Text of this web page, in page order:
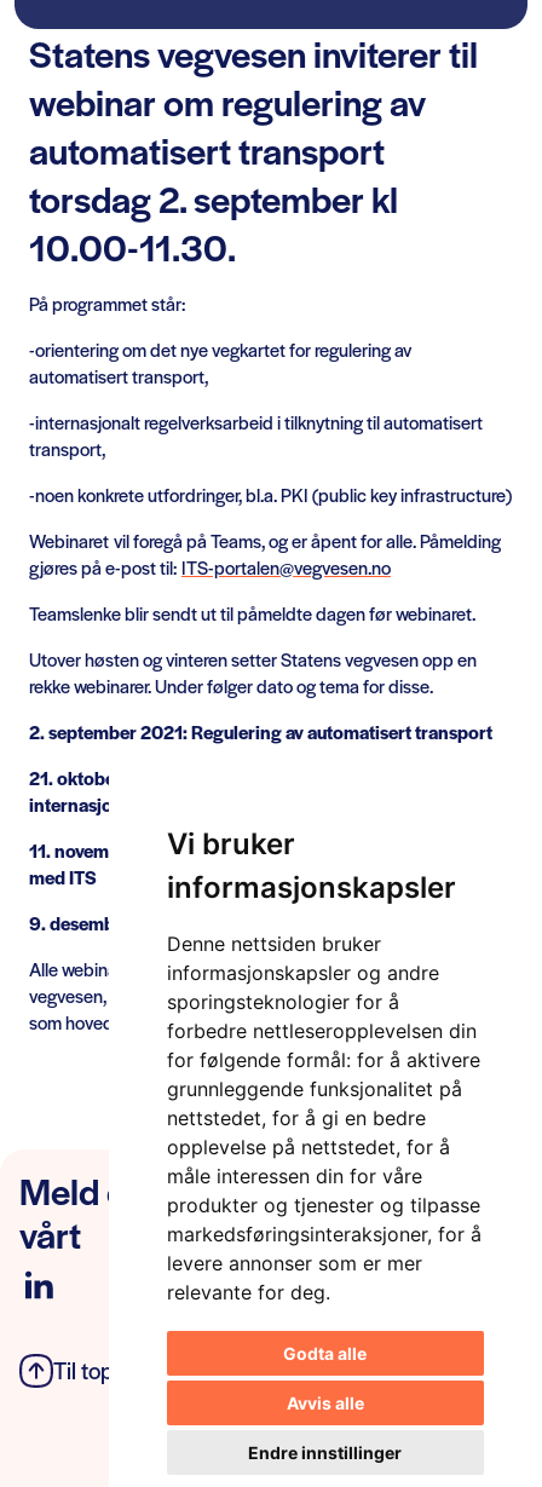
Vi bruker
informasjonskapsler
Denne nettsiden bruker
informasjonskapsler og andre
sporingsteknologier for å
forbedre nettleseropplevelsen din
for følgende formål: for å aktivere
grunnleggende funksjonalitet på
nettstedet, for å gi en bedre
opplevelse på nettstedet, for å
måle interessen din for våre
produkter og tjenester og tilpasse
markedsføringsinteraksjoner, for å
levere annonser som er mer
relevante for deg.
Godta alle
Avvis alle
Endre innstillinger
Statens vegvesen inviterer til
webinar om regulering av
automatisert transport
torsdag 2. september kl
10.00-11.30.
På programmet står:
-orientering om det nye vegkartet for regulering av
automatisert transport,
-internasjonalt regelverksarbeid i tilknytning til automatisert
transport,
-noen konkrete utfordringer, bl.a. PKI (public key infrastructure)
Webinaret vil foregå på Teams, og er åpent for alle. Påmelding
gjøres på e-post til: ITS-portalen@vegvesen.no
Teamslenke blir sendt ut til påmeldte dagen før webinaret.
Utover høsten og vinteren setter Statens vegvesen opp en
rekke webinarer. Under følger dato og tema for disse.
2. september 2021: Regulering av automatisert transport
21. oktober 2021: Hvordan Statens vegvesen jobber
internasjonalt med ITS
11. november 2021: Innovative prosjekter og anskaffelser
med ITS
9. desember 2021: Forskning, utlysninger og testarenaer
Alle webinarene arrangeres av myndighetssiden i Statens
vegvesen, v/Samspillsarena for ITS, og har ITS og teknologi
som hovedfokus.
Meld deg på nyhetsbrevet
vårt
Til toppen Personvern